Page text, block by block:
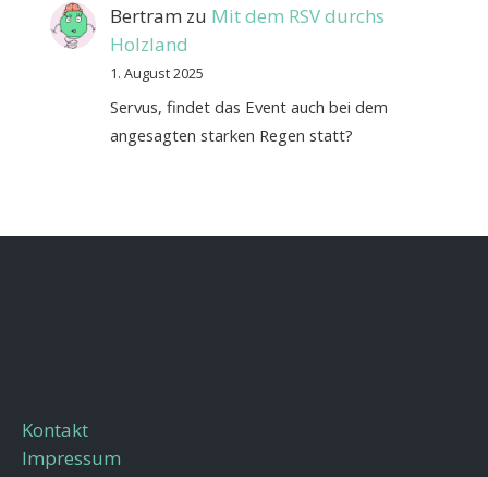
Bertram zu Mit dem RSV durchs
Holzland
1. August 2025
Servus, findet das Event auch bei dem
angesagten starken Regen statt?
Kontakt
Impressum